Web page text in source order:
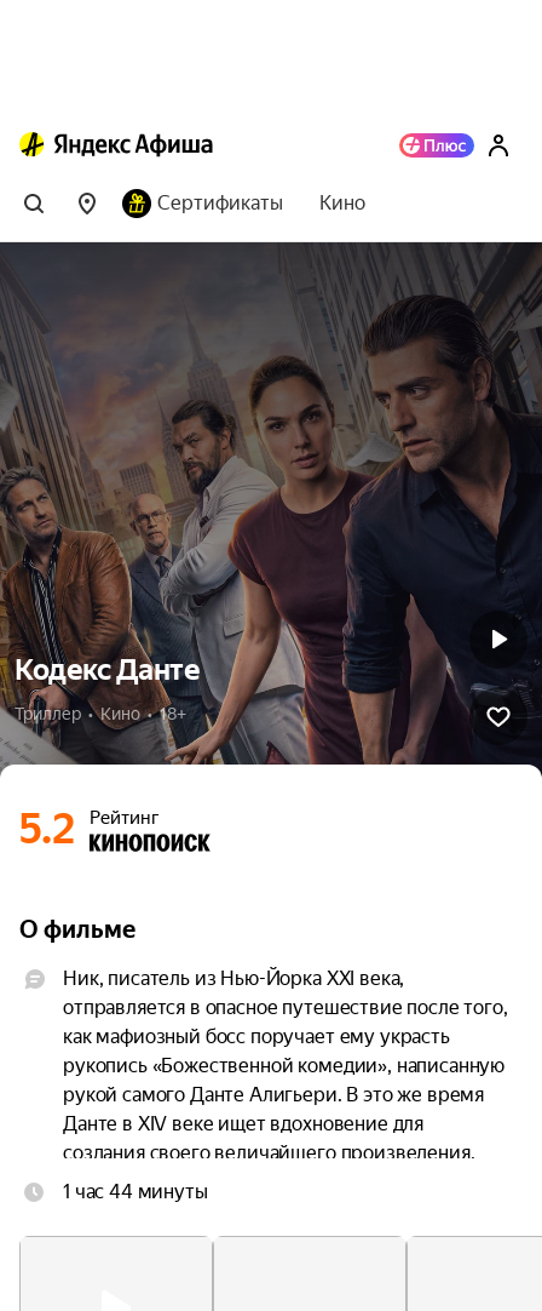
Сертификаты Кино
Кодекс Данте
Триллер  •  Кино  •  18+
5.2 Рейтинг
О фильме
Ник, писатель из Нью-Йорка XXI века,
отправляется в опасное путешествие после того,
как мафиозный босс поручает ему украсть
рукопись «Божественной комедии», написанную
рукой самого Данте Алигьери. В это же время
Данте в XIV веке ищет вдохновение для
создания своего величайшего произведения.
Каждого из мужчин неосознанно связывает
красотой и божественным.
1 час 44 минуты